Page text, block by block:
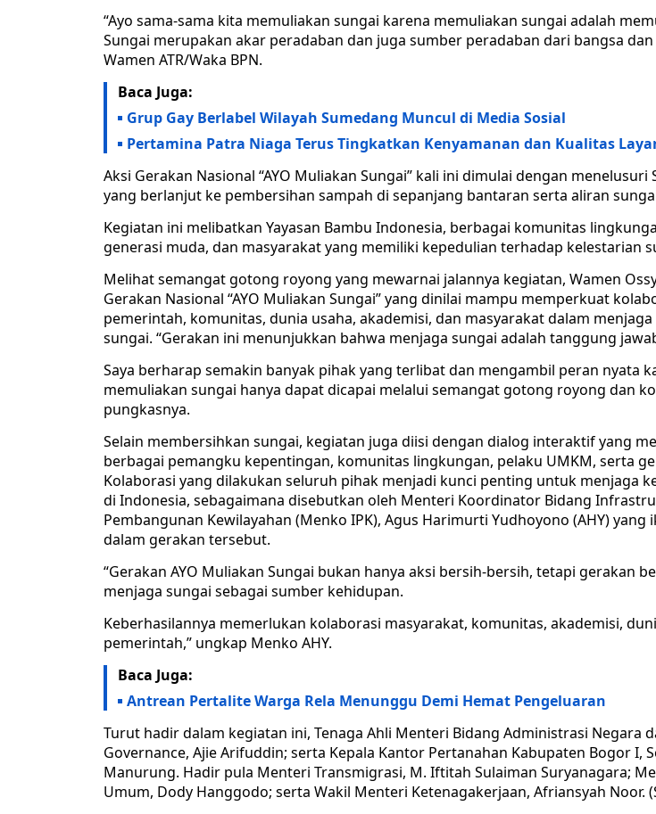
“Ayo sama-sama kita memuliakan sungai karena memuliakan sungai adalah
Sungai merupakan akar peradaban dan juga sumber peradaban dari bangsa
Wamen ATR/Waka BPN.
Baca Juga:
Grup Gay Berlabel Wilayah Sumedang Muncul di Media Sosial
Pertamina Patra Niaga Terus Tingkatkan Kenyamanan dan Kualitas
Aksi Gerakan Nasional “AYO Muliakan Sungai” kali ini dimulai dengan menelusuri
yang berlanjut ke pembersihan sampah di sepanjang bantaran serta aliran
Kegiatan ini melibatkan Yayasan Bambu Indonesia, berbagai komunitas
generasi muda, dan masyarakat yang memiliki kepedulian terhadap kelestarian
Melihat semangat gotong royong yang mewarnai jalannya kegiatan, Wamen
Gerakan Nasional “AYO Muliakan Sungai” yang dinilai mampu memperkuat
pemerintah, komunitas, dunia usaha, akademisi, dan masyarakat dalam
sungai. “Gerakan ini menunjukkan bahwa menjaga sungai adalah tanggung
Saya berharap semakin banyak pihak yang terlibat dan mengambil peran nyata
memuliakan sungai hanya dapat dicapai melalui semangat gotong royong dan
pungkasnya.
Selain membersihkan sungai, kegiatan juga diisi dengan dialog interaktif yang
berbagai pemangku kepentingan, komunitas lingkungan, pelaku UMKM, serta
Kolaborasi yang dilakukan seluruh pihak menjadi kunci penting untuk menjaga
di Indonesia, sebagaimana disebutkan oleh Menteri Koordinator Bidang
Pembangunan Kewilayahan (Menko IPK), Agus Harimurti Yudhoyono (AHY)
dalam gerakan tersebut.
“Gerakan AYO Muliakan Sungai bukan hanya aksi bersih-bersih, tetapi gerakan
menjaga sungai sebagai sumber kehidupan.
Keberhasilannya memerlukan kolaborasi masyarakat, komunitas, akademisi,
pemerintah,” ungkap Menko AHY.
Baca Juga:
Antrean Pertalite Warga Rela Menunggu Demi Hemat Pengeluaran
Turut hadir dalam kegiatan ini, Tenaga Ahli Menteri Bidang Administrasi Negara
Governance, Ajie Arifuddin; serta Kepala Kantor Pertanahan Kabupaten Bogor I,
Manurung. Hadir pula Menteri Transmigrasi, M. Iftitah Sulaiman Suryanagara;
Umum, Dody Hanggodo; serta Wakil Menteri Ketenagakerjaan, Afriansyah Noor.